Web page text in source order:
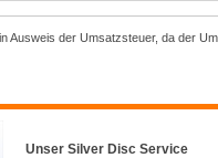
Ausweis der Umsatzsteuer, da der
Unser Silver Disc Service